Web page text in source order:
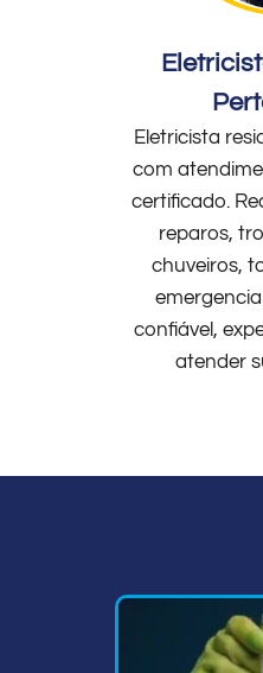
Eletricista
com
certificado.
reparos,
chuveiros,
confiável,
atender